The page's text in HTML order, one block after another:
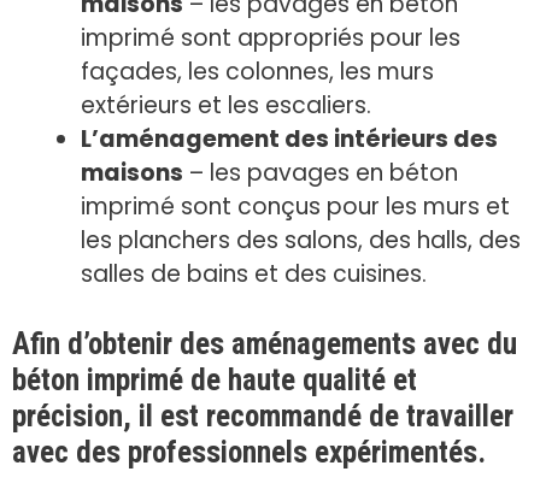
imprimé sont appropriés pour les
façades, les colonnes, les murs
extérieurs et les escaliers.
L’aménagement des intérieurs des
maisons – les pavages en béton
imprimé sont conçus pour les murs et
les planchers des salons, des halls, des
salles de bains et des cuisines.
Afin d’obtenir des aménagements avec du
béton imprimé de haute qualité et
précision, il est recommandé de travailler
avec des professionnels expérimentés.